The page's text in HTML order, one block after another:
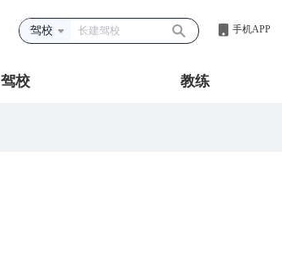
驾校 手机APP
驾校 教练